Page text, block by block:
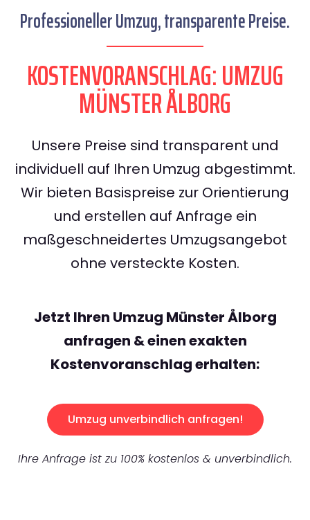
Professioneller Umzug, transparente Preise.
KOSTENVORANSCHLAG: UMZUG
MÜNSTER ÅLBORG
Unsere Preise sind transparent und
individuell auf Ihren Umzug abgestimmt.
Wir bieten Basispreise zur Orientierung
und erstellen auf Anfrage ein
maßgeschneidertes Umzugsangebot
ohne versteckte Kosten.
Jetzt Ihren Umzug Münster Ålborg
anfragen & einen exakten
Kostenvoranschlag erhalten:
Umzug unverbindlich anfragen!
Ihre Anfrage ist zu 100% kostenlos & unverbindlich.